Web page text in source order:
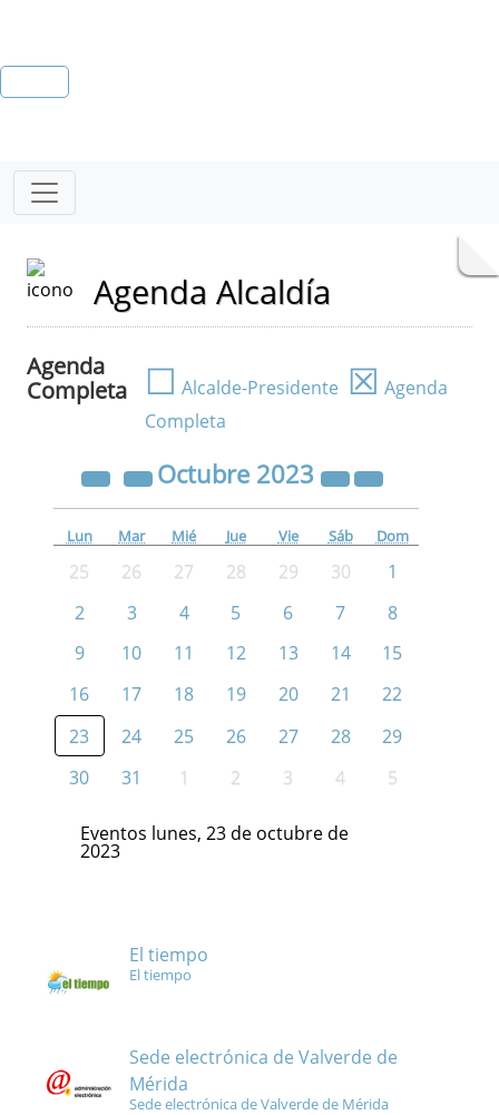
Agenda Alcaldía
Agenda
Completa
☐ Alcalde-Presidente ☒ Agenda
Completa
Octubre 2023
Lun Mar Mié Jue Vie Sáb Dom
25 26 27 28 29 30
1
2
3 4 5 6 7
8
9
10 11 12 13 14
15
16
17 18 19 20 21
22
23
24 25 26 27 28
29
30
31 1 2 3 4 5
Eventos lunes, 23 de octubre de
2023
El tiempo
El tiempo
Sede electrónica de Valverde de
Mérida
Sede electrónica de Valverde de Mérida